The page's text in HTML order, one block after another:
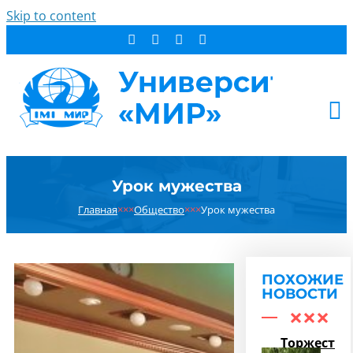
Skip to content
ДОПОБРАЗОВАНИЕ
НОВОСТИ
КОНТАКТЫ
РЕЗУЛЬТАТ ПОИСКА:
Урок мужества
Главная×××Общество×××Урок мужества
ПОХОЖИЕ
НОВОСТИ